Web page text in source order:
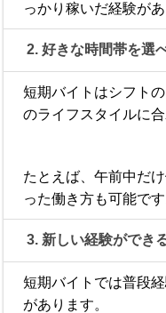
っかり稼いだ経験があ
2. 好きな時間帯を選
短期バイトはシフト
のライフスタイルに
たとえば、午前中だ
った働き方も可能です
3. 新しい経験ができ
短期バイトでは普段
があります。